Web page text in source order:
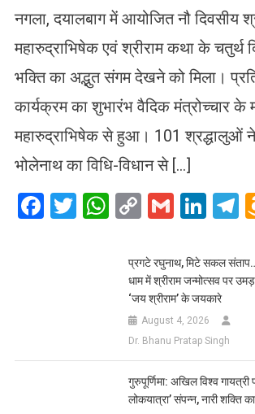
नगला, दयालबाग में आयोजित नौ दिवसीय
महारुद्राभिषेक एवं श्रीराम कथा के चतुर्थ
भक्ति का अद्भुत संगम देखने को मिला।
कार्यक्रम का शुभारंभ वैदिक मंत्रोच्चार के
महारुद्राभिषेक से हुआ। 101 श्रद्धालुओं
भोलेनाथ का विधि-विधान से […]
Facebook
Twitter
WhatsApp
CopyGmail
प्रगटे रघुनाथ, मिटे सकल
धाम में श्रीराम जन्मोत्सव पर
‘जय श्रीराम’ के जयकारे
August 4, 2026
Dr. Bhanu Pratap Singh
गुरुपूर्णिमा: अखिल विश्व गायत्री
लोकयात्रा’ संपन्न, नारी शक्ति